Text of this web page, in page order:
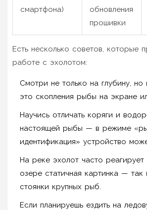
смартфона)
обновления
прошивки
Есть несколько советов, которые
работе с эхолотом:
Смотри не только на глубину,
это скопления рыбы на экране
Научись отличать коряги и
настоящей рыбы — в режиме
идентификация» устройство
На реке эхолот часто реагирует
озере статичная картинка — так
стоянки крупных рыб.
Если планируешь ездить на